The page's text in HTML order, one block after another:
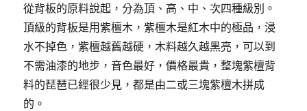
從背板的原料說起，分為頂、高、中、次四種級別。
頂級的背板是用紫檀木，紫檀木是紅木中的極品，浸
水不掉色，紫檀越舊越硬，木料越久越黑亮，可以到
不需油漆的地步，音色最好，價格最貴，整塊紫檀背
料的琵琶已經很少見，都是由二或三塊紫檀木拼成
的。